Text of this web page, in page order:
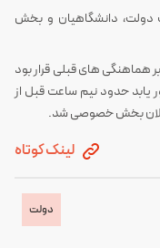
دولت، دانشگاهیان و بخش
هماهنگی های قبلی قرار بود
یابد حدود نیم ساعت قبل از
بخش خصوصی شد.
لینک کوتاه
دولت